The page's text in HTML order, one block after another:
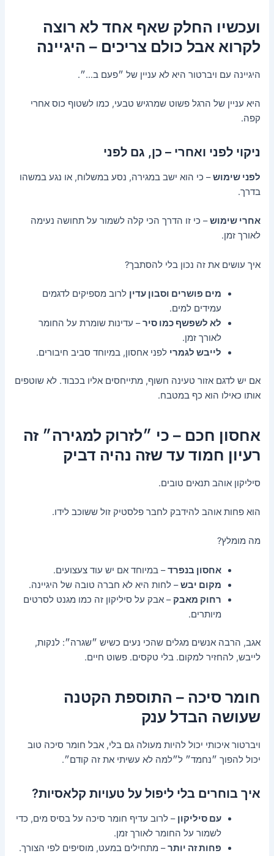
ועכשיו החלק שאף אחד לא רוצה
לקרוא אבל כולם צריכים – היגיינה
היגיינה עם ויברטור היא לא עניין של ״פעם ב…״.
היא עניין של הרגל פשוט שמרגיש טבעי, כמו לשטוף כוס אחרי
קפה.
ניקוי לפני ואחרי – כן, גם לפני
לפני שימוש– כי הוא ישב במגירה, נסע במשלוח, או נגע במשהו
בדרך.
אחרי שימוש– כי זו הדרך הכי קלה לשמור על תחושה נעימה
לאורך זמן.
איך עושים את זה נכון בלי להסתבך?
מים פושרים וסבון עדין לרוב מספיקים לדגמים
עמידים למים.
לא לשפשף כמו סיר– עדינות שומרת על החומר
לאורך זמן.
לייבש לגמרי לפני אחסון, במיוחד סביב חיבורים.
אם יש לדגם אזור טעינה חשוף, מתייחסים אליו בכבוד. לא שוטפים
אותו כאילו הוא כף במטבח.
אחסון חכם – כי ״לזרוק למגירה״ זה
רעיון חמוד עד שזה נהיה דביק
סיליקון אוהב תנאים טובים.
הוא פחות אוהב להידבק לחבר פלסטיק זול ששוכב לידו.
מה מומלץ?
אחסון בנפרד– במיוחד אם יש עוד צעצועים.
מקום יבש– לחות היא לא חברה טובה של היגיינה.
רחוק מאבק – אבק על סיליקון זה כמו מגנט לסרטים
מיותרים.
אגב, הרבה אנשים מגלים שהכי נעים כשיש ״שגרה״: לנקות,
לייבש, להחזיר למקום. בלי טקסים. פשוט חיים.
חומר סיכה – התוספת הקטנה
שעושה הבדל ענק
ויברטור איכותי יכול להיות מעולה גם בלי, אבל חומר סיכה טוב
יכול להפוך ״נחמד״ ל״למה לא עשיתי את זה קודם״.
איך בוחרים בלי ליפול על טעויות קלאסיות?
עם סיליקון – לרוב עדיף חומר סיכה על בסיס מים, כדי
לשמור על החומר לאורך זמן.
פחות זה יותר– מתחילים במעט, מוסיפים לפי הצורך.